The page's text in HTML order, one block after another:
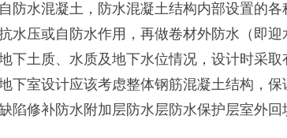
水混凝土，防水混凝土结构内部设置的各
压或自防水作用，再做卷材外防水（即迎
土质、水质及地下水位情况，设计时采取
室设计应该考虑整体钢筋混凝土结构，保
修补防水附加层防水层防水保护层室外回